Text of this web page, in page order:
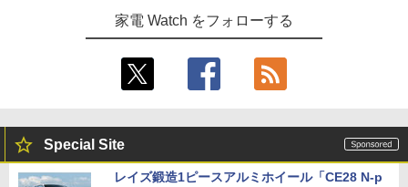
家電 Watch をフォローする
Special Site
レイズ鍛造1ピースアルミホイール「CE28 N-p